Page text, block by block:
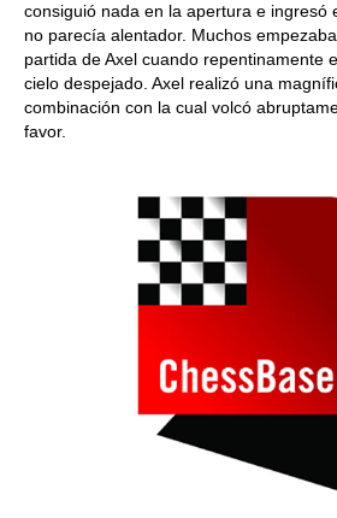
consiguió nada en la apertura e ingresó
no parecía alentador. Muchos
partida de Axel cuando repentinamente
cielo despejado. Axel realizó una
combinación con la cual volcó
favor.